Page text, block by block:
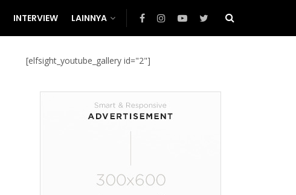
INTERVIEW LAINNYA
[elfsight_youtube_gallery id="2"]